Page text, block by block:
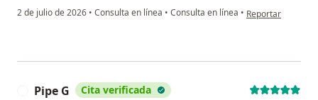
2 de julio de 2026 • Consulta en línea • Consulta en línea • en opinión del
Reportar
Pipe G Cita verificada